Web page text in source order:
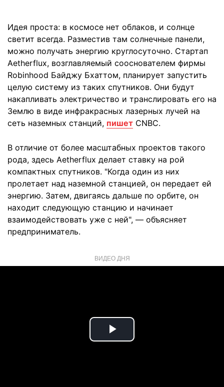
Идея проста: в космосе нет облаков, и солнце
светит всегда. Разместив там солнечные панели,
можно получать энергию круглосуточно. Стартап
Aetherflux, возглавляемый сооснователем фирмы
Robinhood Байджу Бхаттом, планирует запустить
целую систему из таких спутников. Они будут
накапливать электричество и транслировать его на
Землю в виде инфракрасных лазерных лучей на
сеть наземных станций, пишет CNBC.
В отличие от более масштабных проектов такого
рода, здесь Aetherflux делает ставку на рой
компактных спутников. "Когда один из них
пролетает над наземной станцией, он передает ей
энергию. Затем, двигаясь дальше по орбите, он
находит следующую станцию и начинает
взаимодействовать уже с ней", — объясняет
предприниматель.
ВИДЕО ДНЯ
Play